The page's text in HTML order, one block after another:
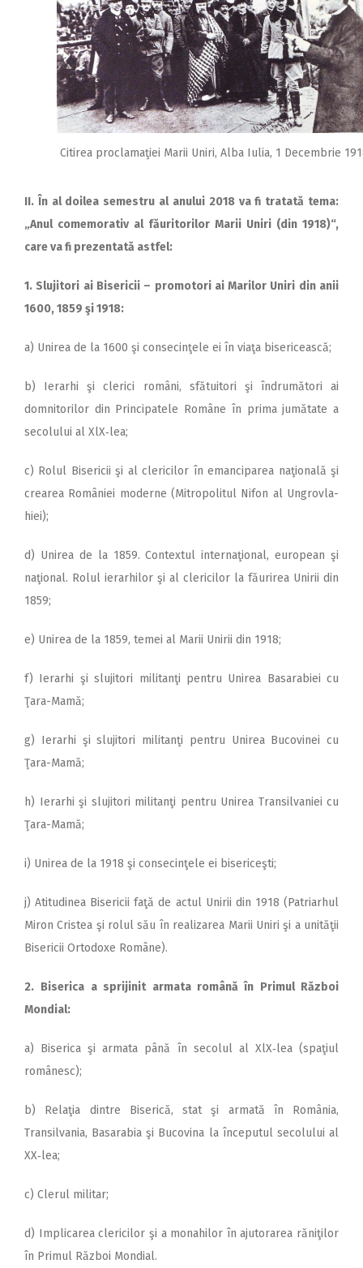
Citirea proclamaţiei Marii Uniri, Alba Iulia, 1 Decembrie
II. În al doilea semestru al anului 2018 va fi tratată tema:
„Anul comemorativ al făuritorilor Marii Uniri (din 1918)“,
care va fi prezentată astfel:
1. Slujitori ai Bisericii – promotori ai Marilor Uniri din anii
1600, 1859 şi 1918:
a) Unirea de la 1600 şi consecinţele ei în viaţa bisericească;
b) Ierarhi şi clerici români, sfătuitori şi îndrumători ai
domnitorilor din Principatele Române în prima jumătate a
secolului al XlX‑lea;
c) Rolul Bisericii şi al clericilor în emanciparea naţională şi
crearea României moderne (Mitropolitul Nifon al Ungrovla­
hiei);
d) Unirea de la 1859. Contextul internaţional, european şi
naţional. Rolul ierarhilor şi al clericilor la făurirea Unirii din
1859;
e) Unirea de la 1859, temei al Marii Unirii din 1918;
f) Ierarhi şi slujitori militanţi pentru Unirea Basarabiei cu
Ţara-Mamă;
g) Ierarhi şi slujitori militanţi pentru Unirea Bucovinei cu
Ţara-Mamă;
h) Ierarhi şi slujitori militanţi pentru Unirea Transilvaniei cu
Ţara-Mamă;
i) Unirea de la 1918 şi consecinţele ei bisericeşti;
j) Atitudinea Bisericii faţă de actul Unirii din 1918 (Patriarhul
Miron Cristea şi rolul său în realizarea Marii Uniri şi a unităţii
Bisericii Ortodoxe Române).
2. Biserica a sprijinit armata română în Primul Război
Mondial:
a) Biserica şi armata până în secolul al XlX‑lea (spaţiul
românesc);
b) Relaţia dintre Biserică, stat şi armată în România,
Transilvania, Basarabia şi Bucovina la începutul secolului al
XX‑lea;
c) Clerul militar;
d) Implicarea clericilor şi a monahilor în ajutorarea răniţilor
în Primul Război Mondial.